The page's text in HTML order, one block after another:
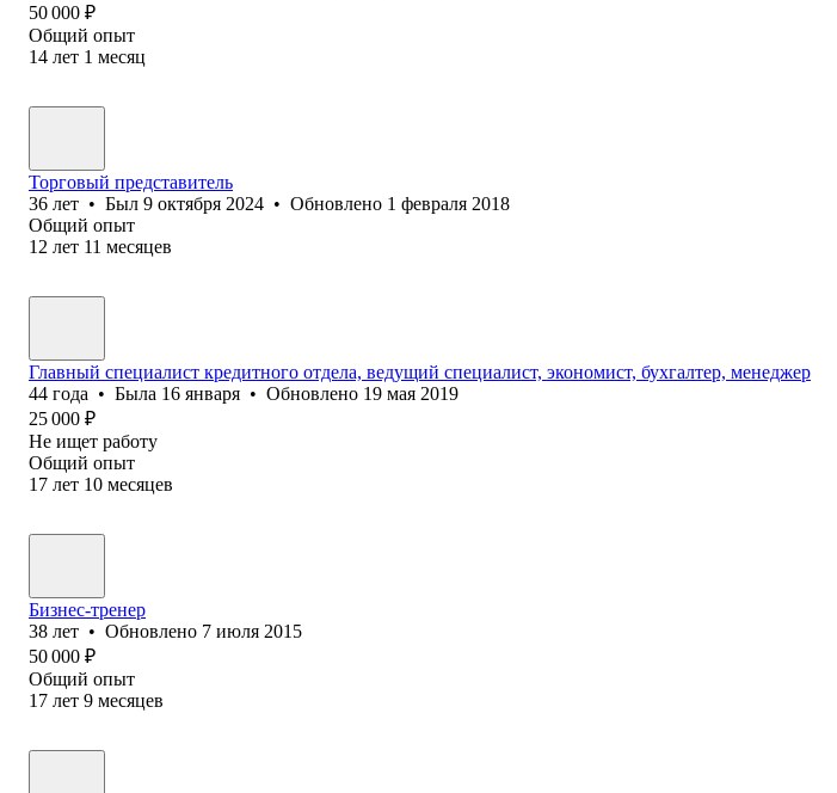
50 000 ₽
Общий опыт
14 лет 1 месяц
Торговый представитель
36 лет • Был 9 октября 2024 • Обновлено 1 февраля 2018
Общий опыт
12 лет 11 месяцев
Главный специалист кредитного отдела, ведущий специалист, экономист, бухгалтер, менеджер
44 года • Была 16 января • Обновлено 19 мая 2019
25 000 ₽
Не ищет работу
Общий опыт
17 лет 10 месяцев
Бизнес-тренер
38 лет • Обновлено 7 июля 2015
50 000 ₽
Общий опыт
17 лет 9 месяцев